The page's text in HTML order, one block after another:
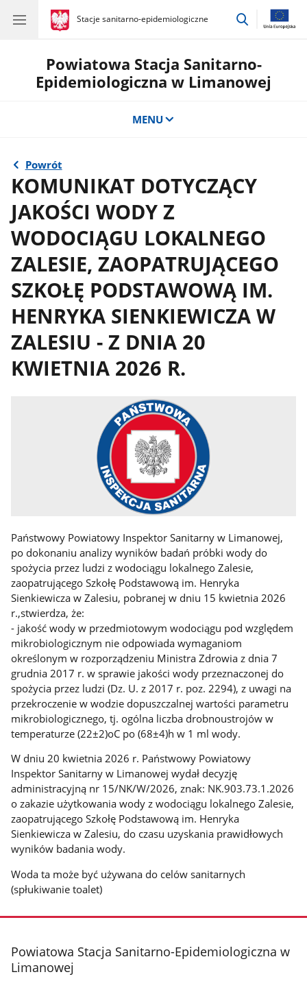
gov.pl
Stacje sanitarno-epidemiologiczne
gov.pl
Stacje
przejdź
Powiatowa Stacja Sanitarno-
Epidemiologiczna w Limanowej
MENU
Powrót
KOMUNIKAT DOTYCZĄCY
JAKOŚCI WODY Z
WODOCIĄGU LOKALNEGO
ZALESIE, ZAOPATRUJĄCEGO
SZKOŁĘ PODSTAWOWĄ IM.
HENRYKA SIENKIEWICZA W
ZALESIU - Z DNIA 20
KWIETNIA 2026 R.
Państwowy Powiatowy Inspektor Sanitarny w Limanowej,
po dokonaniu analizy wyników badań próbki wody do
spożycia przez ludzi z wodociągu lokalnego Zalesie,
zaopatrującego Szkołę Podstawową im. Henryka
Sienkiewicza w Zalesiu, pobranej w dniu 15 kwietnia 2026
r.,stwierdza, że:
- jakość wody w przedmiotowym wodociągu pod względem
mikrobiologicznym nie odpowiada wymaganiom
określonym w rozporządzeniu Ministra Zdrowia z dnia 7
grudnia 2017 r. w sprawie jakości wody przeznaczonej do
spożycia przez ludzi (Dz. U. z 2017 r. poz. 2294), z uwagi na
przekroczenie w wodzie dopuszczalnej wartości parametru
mikrobiologicznego, tj. ogólna liczba drobnoustrojów w
temperaturze (22±2)oC po (68±4)h w 1 ml wody.
W dniu 20 kwietnia 2026 r. Państwowy Powiatowy
Inspektor Sanitarny w Limanowej wydał decyzję
administracyjną nr 15/NK/W/2026, znak: NK.903.73.1.2026
o zakazie użytkowania wody z wodociągu lokalnego Zalesie,
zaopatrującego Szkołę Podstawową im. Henryka
Sienkiewicza w Zalesiu, do czasu uzyskania prawidłowych
wyników badania wody.
Woda ta może być używana do celów sanitarnych
(spłukiwanie toalet)
stopka
Powiatowa Stacja Sanitarno-Epidemiologiczna w
Limanowej